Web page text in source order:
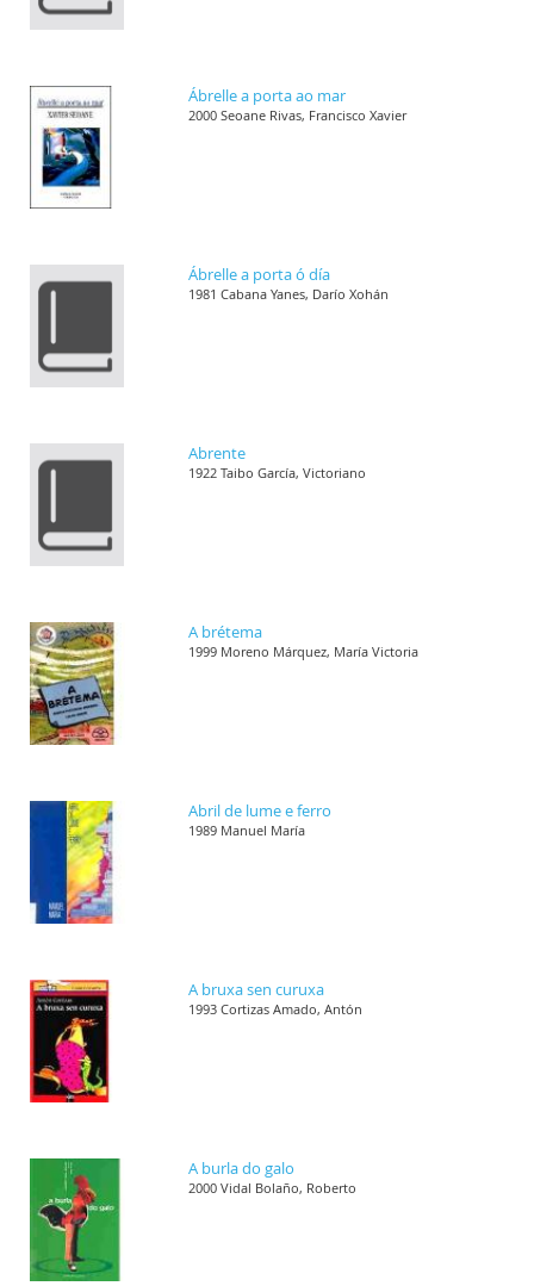
Ábrelle a porta ao mar
2000 Seoane Rivas, Francisco Xavier
Ábrelle a porta ó día
1981 Cabana Yanes, Darío Xohán
Abrente
1922 Taibo García, Victoriano
A brétema
1999 Moreno Márquez, María Victoria
Abril de lume e ferro
1989 Manuel María
A bruxa sen curuxa
1993 Cortizas Amado, Antón
A burla do galo
2000 Vidal Bolaño, Roberto